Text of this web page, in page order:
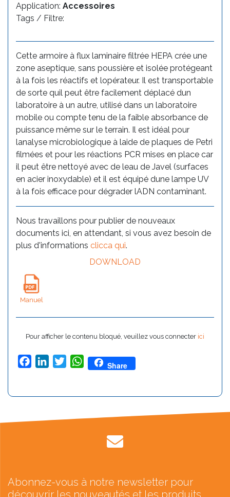
Application: Accessoires
Tags / Filtre:
Cette armoire à flux laminaire filtrée HEPA crée une
zone aseptique, sans poussière et isolée protégeant
à la fois les réactifs et lopérateur. Il est transportable
de sorte quil peut être facilement déplacé dun
laboratoire à un autre, utilisé dans un laboratoire
mobile ou compte tenu de la faible absorbance de
puissance même sur le terrain. Il est idéal pour
lanalyse microbiologique à laide de plaques de Petri
filmées et pour les réactions PCR mises en place car
il peut être nettoyé avec de leau de Javel (surfaces
en acier inoxydable) et il est équipé dune lampe UV
à la fois efficace pour dégrader lADN contaminant.
Nous travaillons pour publier de nouveaux
documents ici, en attendant, si vous avez besoin de
plus d'informations clicca qui.
DOWNLOAD
Manuel
Pour afficher le contenu bloqué, veuillez vous connecter ici
FacebookLinkedInTwitterWhatsApp
Share
Abonnez-vous à notre newsletter pour